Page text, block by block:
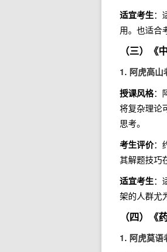
适宜考生：
用。也适合
（三）《
1. 阿虎高山
授课风格：
将复杂理论
思考。
考生评价：
其解题技巧
适宜考生：
架的人群尤
（四）《
1. 阿虎莫语